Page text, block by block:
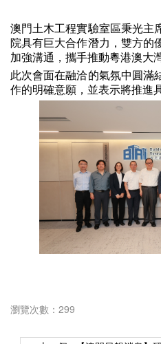
澳門土木工程實驗室區秉光主
院具有巨大合作潛力，雙方的
加強溝通，攜手推動粵港澳大
此次會面在融洽的氣氛中圓滿
作的明確意願，並表示將推進
瀏覽次數：299